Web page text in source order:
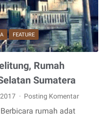
FEATURE
Rumah
Sumatera
Posting Komentar
rumah adat